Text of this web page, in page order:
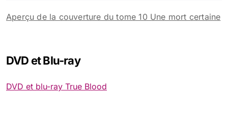
Aperçu de la couverture du tome 10 Une mort certaine
DVD et Blu-ray
DVD et blu-ray True Blood